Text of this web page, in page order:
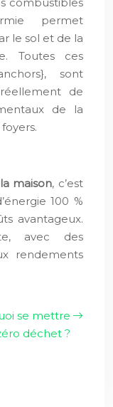
permet
le sol et de la
Toutes ces
sont
de
de la
maison, c’est
100 %
avantageux.
avec des
rendements
se mettre
déchet ?